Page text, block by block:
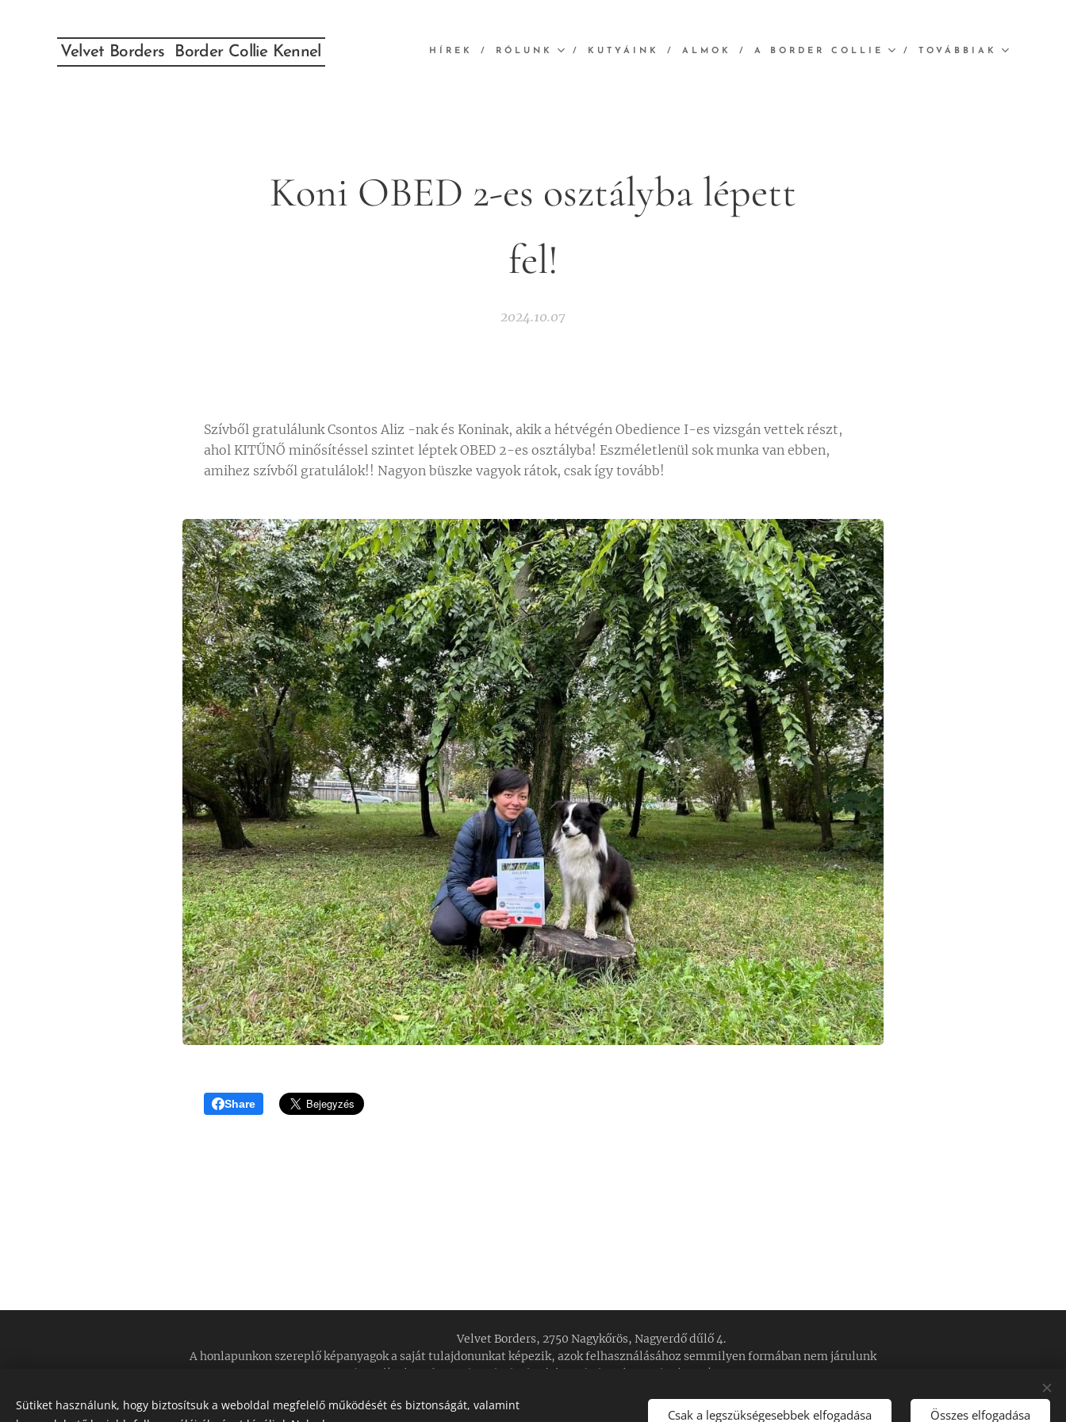
Velvet Borders Border Collie Kennel HÍREK RÓLUNK KUTYÁINK ALMOK A BORDER COLLIE TOVÁBBIAK
Koni OBED 2-es osztályba lépett
fel!
2024.10.07
Szívből gratulálunk Csontos Aliz -nak és Koninak, akik a hétvégén Obedience I-es vizsgán vettek részt,
ahol KITŰNŐ minősítéssel szintet léptek OBED 2-es osztályba! Eszméletlenül sok munka van ebben,
amihez szívből gratulálok!! Nagyon büszke vagyok rátok, csak így tovább!
Share
Velvet Borders, 2750 Nagykőrös, Nagyerdő dűlő 4.
A honlapunkon szereplő képanyagok a saját tulajdonunkat képezik, azok felhasználásához semmilyen formában nem járulunk
hozzá! Képeink jogtalan eltulajdonítása feljelentést eredményez!
Sütiket használunk, hogy biztosítsuk a weboldal megfelelő működését és biztonságát, valamint
Csak a legszükségesebbek elfogadása Összes elfogadása